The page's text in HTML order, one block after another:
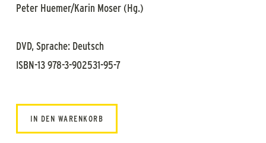
Peter Huemer/Karin Moser (Hg.)
DVD, Sprache: Deutsch
ISBN-13 978-3-902531-95-7
IN DEN WARENKORB